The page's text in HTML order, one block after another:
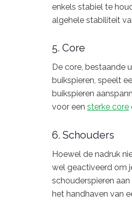
enkels stabiel te
algehele stabiliteit
5. Core
De core, bestaande
buikspieren, speelt
buikspieren
voor een sterke core
6. Schouders
Hoewel de nadruk
wel geactiveerd om
schouderspieren
het handhaven van